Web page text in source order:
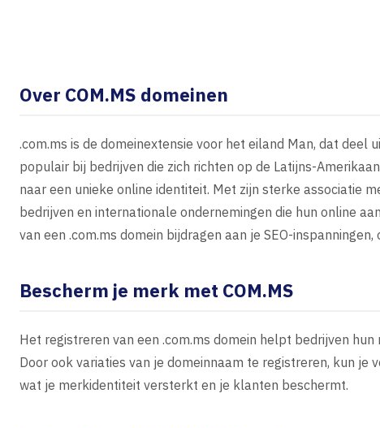
Over COM.MS domeinen
.com.ms is de domeinextensie voor het eiland Man, dat deel
populair bij bedrijven die zich richten op de Latijns-
naar een unieke online identiteit. Met zijn sterke associatie
bedrijven en internationale ondernemingen die hun online
van een .com.ms domein bijdragen aan je SEO-
Bescherm je merk met COM.MS
Het registreren van een .com.ms domein helpt bedrijven
Door ook variaties van je domeinnaam te registreren, kun
wat je merkidentiteit versterkt en je klanten beschermt.